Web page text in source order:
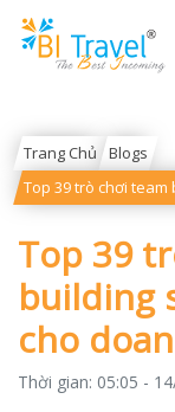
Trang Chủ
Blogs
Top 39 trò chơi
Top 39
building
cho
Thời gian: 05:05 -